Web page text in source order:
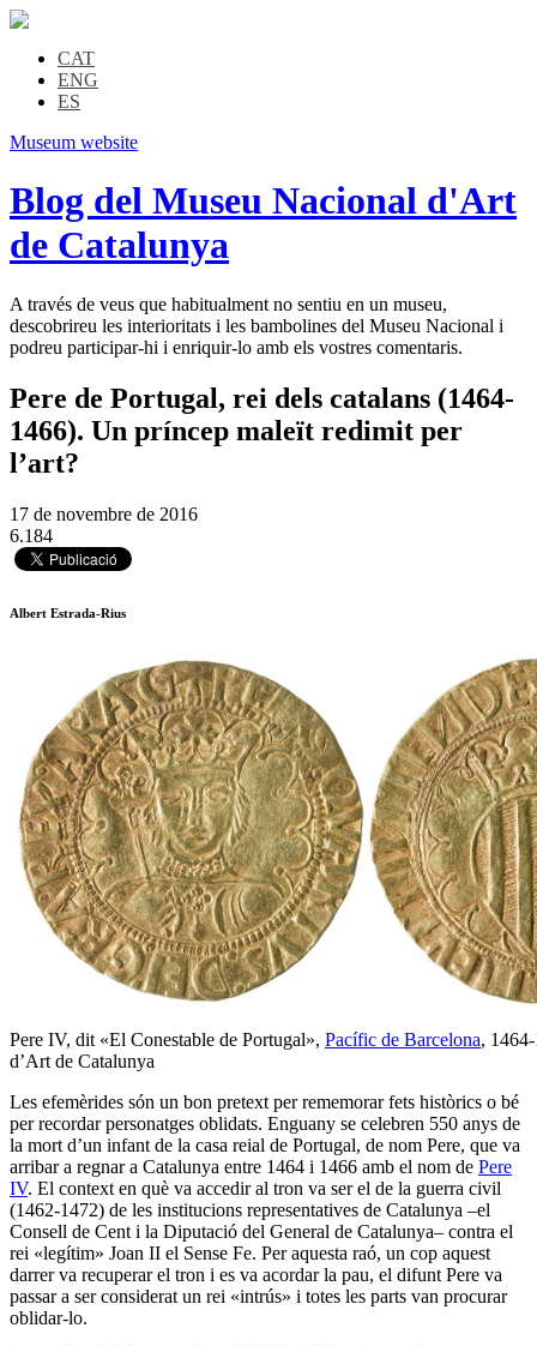
CAT
ENG
ES
Museum website
Blog del Museu Nacional d'Art
de Catalunya
A través de veus que habitualment no sentiu en un museu,
descobrireu les interioritats i les bambolines del Museu Nacional i
podreu participar-hi i enriquir-lo amb els vostres comentaris.
Pere de Portugal, rei dels catalans (1464-
1466). Un príncep maleït redimit per
l’art?
17 de novembre de 2016
6.184
Albert Estrada-Rius
Pere IV, dit «El Conestable de Portugal», Pacífic de Barcelona,
d’Art de Catalunya
Les efemèrides són un bon pretext per rememorar fets històrics o bé
per recordar personatges oblidats. Enguany se celebren 550 anys de
la mort d’un infant de la casa reial de Portugal, de nom Pere, que va
arribar a regnar a Catalunya entre 1464 i 1466 amb el nom de Pere
IV. El context en què va accedir al tron va ser el de la guerra civil
(1462-1472) de les institucions representatives de Catalunya –el
Consell de Cent i la Diputació del General de Catalunya– contra el
rei «legítim» Joan II el Sense Fe. Per aquesta raó, un cop aquest
darrer va recuperar el tron i es va acordar la pau, el difunt Pere va
passar a ser considerat un rei «intrús» i totes les parts van procurar
oblidar-lo.